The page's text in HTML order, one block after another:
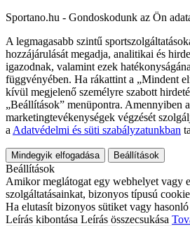
Sportano.hu - Gondoskodunk az Ön
A legmagasabb szintű
hozzájárulását megadja, analitikai és
igazodnak, valamint ezek
függvényében. Ha rákattint a „Mindent
kívül megjelenő személyre szabott
„Beállítások” menüpontra. Amennyiben
marketingtevékenységek végzését
a Adatvédelmi és süti szabályzatunkban
Mindegyik elfogadása Beállítások
Beállítások
Amikor meglátogat egy webhelyet vagy
szolgáltatásainkat, bizonyos típusú
Ha elutasít bizonyos sütiket vagy
Leírás kibontása Leírás összecsukása